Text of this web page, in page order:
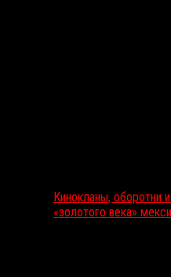
Кинокланы, оборотни
«золотого века»